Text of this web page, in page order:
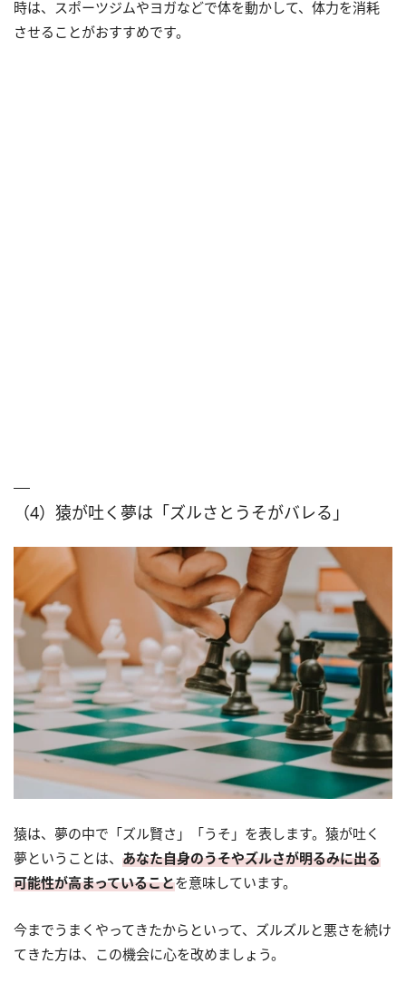
時は、スポーツジムやヨガなどで体を動かして、体力を消耗
させることがおすすめです。
（4）猿が吐く夢は「ズルさとうそがバレる」
猿は、夢の中で「ズル賢さ」「うそ」を表します。猿が吐く
夢ということは、 あなた自身のうそやズルさが明るみに出る
可能性が高まっていることを意味しています。
今までうまくやってきたからといって、ズルズルと悪さを続け
てきた方は、この機会に心を改めましょう。